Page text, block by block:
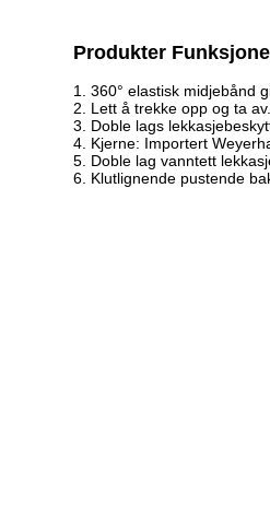
Produkter
1. 360° elastisk midjebånd
2. Lett å trekke opp og ta av.
3. Doble lags
4. Kjerne: Importert
5. Doble lag vanntett
6. Klutlignende pustende